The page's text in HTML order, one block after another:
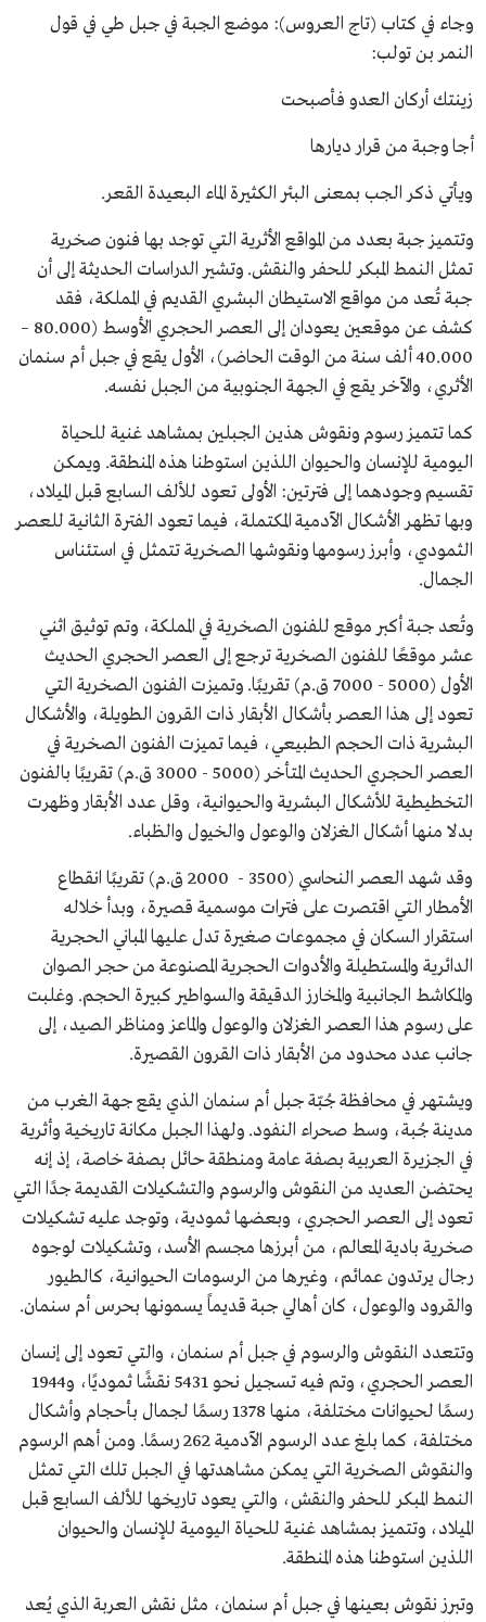
وجاء في كتاب (تاج العروس): موضع الجبة في جبل طي في قول
النمر بن تولب:
زينتك أركان العدو فأصبحت
أجا وجبة من قرار ديارها
ويأتي ذكر الجب بمعنى البئر الكثيرة الماء البعيدة القعر.
وتتميز جبة بعدد من المواقع الأثرية التي توجد بها فنون صخرية
تمثل النمط المبكر للحفر والنقش. وتشير الدراسات الحديثة إلى أن
جبة تُعد من مواقع الاستيطان البشري القديم في المملكة، فقد
كشف عن موقعين يعودان إلى العصر الحجري الأوسط (80.000 –
40.000 ألف سنة من الوقت الحاضر)، الأول يقع في جبل أم سنمان
الأثري، والآخر يقع في الجهة الجنوبية من الجبل نفسه.
كما تتميز رسوم ونقوش هذين الجبلين بمشاهد غنية للحياة
اليومية للإنسان والحيوان اللذين استوطنا هذه المنطقة. ويمكن
تقسيم وجودهما إلى فترتين: الأولى تعود للألف السابع قبل الميلاد،
وبها تظهر الأشكال الآدمية المكتملة، فيما تعود الفترة الثانية للعصر
الثمودي، وأبرز رسومها ونقوشها الصخرية تتمثل في استئناس
الجمال.
وتُعد جبة أكبر موقع للفنون الصخرية في المملكة، وتم توثيق اثني
عشر موقعًا للفنون الصخرية ترجع إلى العصر الحجري الحديث
الأول (5000 - 7000 ق.م) تقريبًا. وتميزت الفنون الصخرية التي
تعود إلى هذا العصر بأشكال الأبقار ذات القرون الطويلة، والأشكال
البشرية ذات الحجم الطبيعي، فيما تميزت الفنون الصخرية في
العصر الحجري الحديث المتأخر (5000 - 3000 ق.م) تقريبًا بالفنون
التخطيطية للأشكال البشرية والحيوانية، وقل عدد الأبقار وظهرت
بدلا منها أشكال الغزلان والوعول والخيول والظباء.
وقد شهد العصر النحاسي (3500 - 2000 ق.م) تقريبًا انقطاع
الأمطار التي اقتصرت على فترات موسمية قصيرة، وبدأ خلاله
استقرار السكان في مجموعات صغيرة تدل عليها المباني الحجرية
الدائرية والمستطيلة والأدوات الحجرية المصنوعة من حجر الصوان
والمكاشط الجانبية والمخارز الدقيقة والسواطير كبيرة الحجم. وغلبت
على رسوم هذا العصر الغزلان والوعول والماعز ومناظر الصيد، إلى
جانب عدد محدود من الأبقار ذات القرون القصيرة.
ويشتهر في محافظة جُبّة جبل أم سنمان الذي يقع جهة الغرب من
مدينة جُبة، وسط صحراء النفود. ولهذا الجبل مكانة تاريخية وأثرية
في الجزيرة العربية بصفة عامة ومنطقة حائل بصفة خاصة، إذ إنه
يحتضن العديد من النقوش والرسوم والتشكيلات القديمة جدًا التي
تعود إلى العصر الحجري، وبعضها ثمودية، وتوجد عليه تشكيلات
صخرية بادية المعالم، من أبرزها مجسم الأسد، وتشكيلات لوجوه
رجال يرتدون عمائم، وغيرها من الرسومات الحيوانية، كالطيور
والقرود والوعول، كان أهالي جبة قديماً يسمونها بحرس أم سنمان.
وتتعدد النقوش والرسوم في جبل أم سنمان، والتي تعود إلى إنسان
العصر الحجري، وتم فيه تسجيل نحو 5431 نقشًا ثموديًا، و1944
رسمًا لحيوانات مختلفة، منها 1378 رسمًا لجمال بأحجام وأشكال
مختلفة، كما بلغ عدد الرسوم الآدمية 262 رسمًا. ومن أهم الرسوم
والنقوش الصخرية التي يمكن مشاهدتها في الجبل تلك التي تمثل
النمط المبكر للحفر والنقش، والتي يعود تاريخها للألف السابع قبل
الميلاد، وتتميز بمشاهد غنية للحياة اليومية للإنسان والحيوان
اللذين استوطنا هذه المنطقة.
وتبرز نقوش بعينها في جبل أم سنمان، مثل نقش العربة الذي يُعد